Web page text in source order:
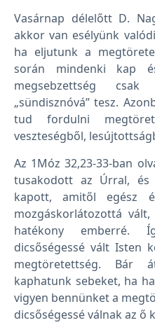
Vasárnap délelőtt D.
akkor van esélyünk
ha eljutunk a
során mindenki kap
megsebzettség
„sündisznóvá” tesz.
tud fordulni
veszteségből,
Az 1Móz 32,23-33-ban
tusakodott az Úrral,
kapott, amitől egész
mozgáskorlátozottá
hatékony emberré.
dicsőségessé vált Isten
megtöretettség. Bár
kaphatunk sebeket, ha
vigyen bennünket a
dicsőségessé válnak az ő